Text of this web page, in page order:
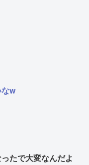
w
たで大変なんだよ